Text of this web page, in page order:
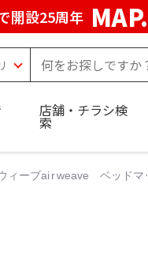
開設25周年
店舗・チラシ検
索
ィーブai r weave ベッドマ